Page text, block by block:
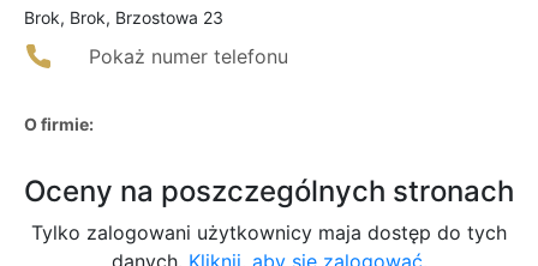
Brok, Brok, Brzostowa 23
Pokaż numer telefonu
O firmie:
Oceny na poszczególnych stronach
Tylko zalogowani użytkownicy maja dostęp do tych